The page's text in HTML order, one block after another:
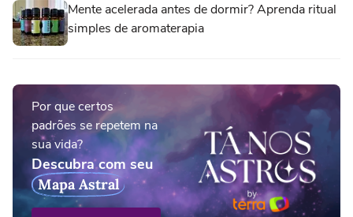
Mente acelerada antes de dormir? Aprenda ritual
simples de aromaterapia
Por que certos
padrões se repetem na
sua vida?
Descubra com seu
Mapa Astral